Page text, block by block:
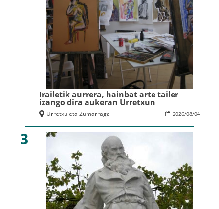
Irailetik aurrera, hainbat arte tailer
izango dira aukeran Urretxun
2026/08/04
Urretxu eta Zumarraga
3